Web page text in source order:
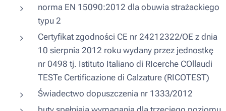
norma EN 15090:2012 dla obuwia strażackiego
typu 2
Certyfikat zgodności CE nr 24212322/OE z dnia
10 sierpnia 2012 roku wydany przez jednostkę
nr 0498 tj. Istituto Italiano di RIcerche COllaudi
TESTe Certificazione di Calzature (RICOTEST)
Świadectwo dopuszczenia nr 1333/2012